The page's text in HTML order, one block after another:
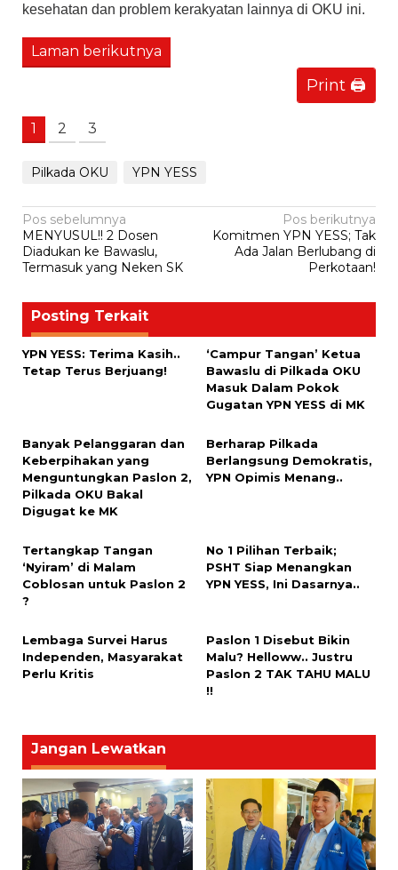
kesehatan dan problem kerakyatan lainnya di OKU ini.
Laman berikutnya
Print 🖨
1 2 3
Pilkada OKU YPN YESS
Navigasi
pos
Pos sebelumnya
MENYUSUL!! 2 Dosen
Diadukan ke Bawaslu,
Termasuk yang Neken SK
Pos berikutnya
Komitmen YPN YESS; Tak
Ada Jalan Berlubang di
Perkotaan!
Posting Terkait
YPN YESS: Terima Kasih..
Tetap Terus Berjuang!
‘Campur Tangan’ Ketua
Bawaslu di Pilkada OKU
Masuk Dalam Pokok
Gugatan YPN YESS di MK
Banyak Pelanggaran dan
Keberpihakan yang
Menguntungkan Paslon 2,
Pilkada OKU Bakal
Digugat ke MK
Berharap Pilkada
Berlangsung Demokratis,
YPN Opimis Menang..
Tertangkap Tangan
‘Nyiram’ di Malam
Coblosan untuk Paslon 2
?
No 1 Pilihan Terbaik;
PSHT Siap Menangkan
YPN YESS, Ini Dasarnya..
Lembaga Survei Harus
Independen, Masyarakat
Perlu Kritis
Paslon 1 Disebut Bikin
Malu? Helloww.. Justru
Paslon 2 TAK TAHU MALU
!!
Jangan Lewatkan